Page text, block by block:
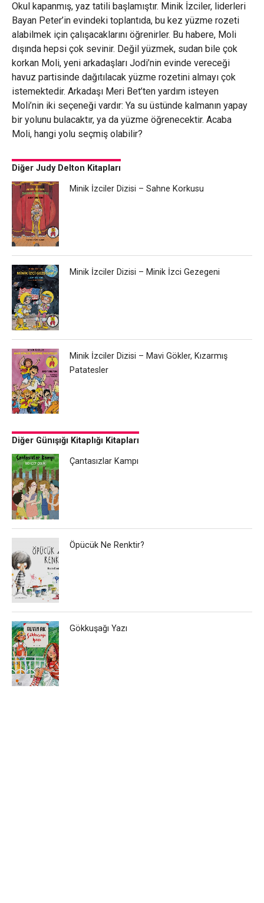
Okul kapanmış, yaz tatili başlamıştır. Minik İzciler, liderleri
Bayan Peter’in evindeki toplantıda, bu kez yüzme rozeti
alabilmek için çalışacaklarını öğrenirler. Bu habere, Moli
dışında hepsi çok sevinir. Değil yüzmek, sudan bile çok
korkan Moli, yeni arkadaşları Jodi’nin evinde vereceği
havuz partisinde dağıtılacak yüzme rozetini almayı çok
istemektedir. Arkadaşı Meri Bet’ten yardım isteyen
Moli’nin iki seçeneği vardır: Ya su üstünde kalmanın yapay
bir yolunu bulacaktır, ya da yüzme öğrenecektir. Acaba
Moli, hangi yolu seçmiş olabilir?
Diğer Judy Delton Kitapları
Minik İzciler Dizisi – Sahne Korkusu
Minik İzciler Dizisi – Minik İzci Gezegeni
Minik İzciler Dizisi – Mavi Gökler, Kızarmış
Patatesler
Diğer Günışığı Kitaplığı Kitapları
Çantasızlar Kampı
Öpücük Ne Renktir?
Gökkuşağı Yazı